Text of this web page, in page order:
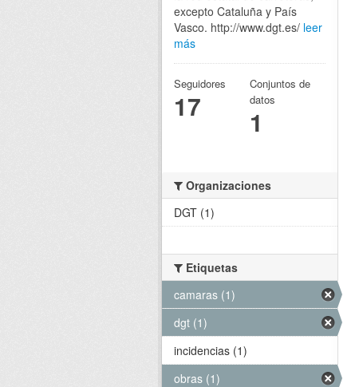
excepto Cataluña y País
Vasco. http://www.dgt.es/ leer
más
Seguidores
17
Conjuntos de
datos
1
Organizaciones
DGT (1)
Etiquetas
camaras (1)
dgt (1)
incidencias (1)
obras (1)